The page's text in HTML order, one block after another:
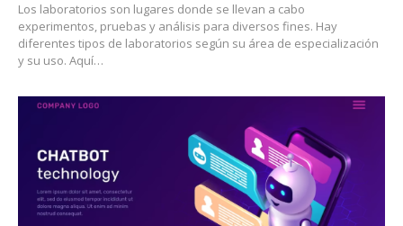
Los laboratorios son lugares donde se llevan a cabo
experimentos, pruebas y análisis para diversos fines. Hay
diferentes tipos de laboratorios según su área de especialización
y su uso. Aquí…